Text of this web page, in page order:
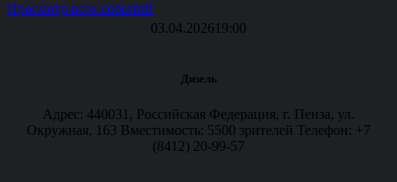
Просмотр всех событий
03.04.2026 19:00
Дизель
Адрес: 440031, Российская Федерация, г. Пенза, ул.
Окружная, 163 Вместимость: 5500 зрителей Телефон: +7
(8412) 20-99-57